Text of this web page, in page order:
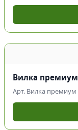
Вилка премиум
Арт. Вилка премиум